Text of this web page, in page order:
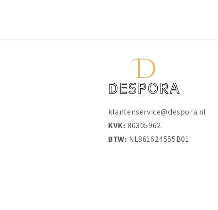
klantenservice@despora.nl
KVK: 80305962
BTW: NL861624555B01